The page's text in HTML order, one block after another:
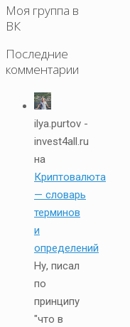
Моя группа в
ВК
Последние
комментарии
ilya.purtov -
invest4all.ru
на
Криптовалюта
— словарь
терминов
и
определений
Ну, писал
по
принципу
"что в